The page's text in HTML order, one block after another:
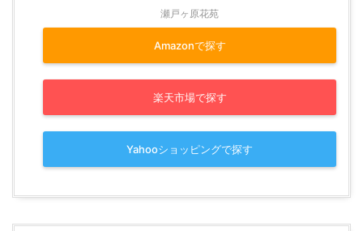
瀬戸ヶ原花苑
Amazonで探す
楽天市場で探す
Yahooショッピングで探す